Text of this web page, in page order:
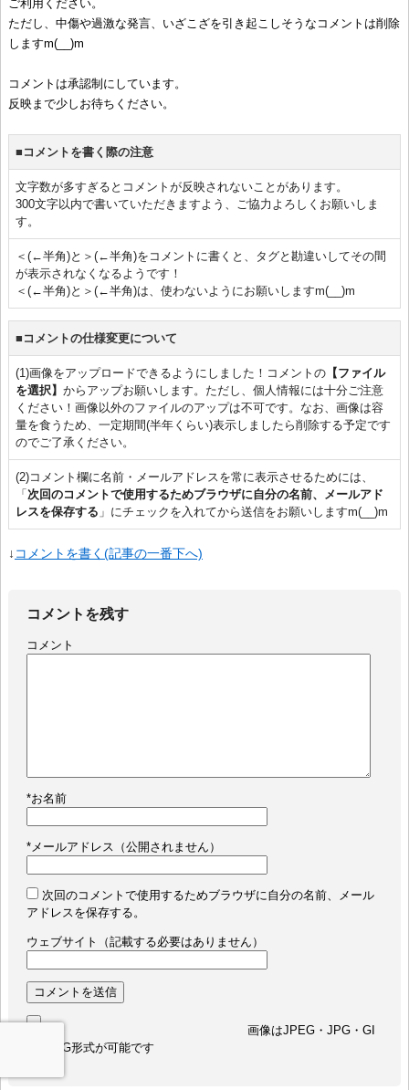
ご利用ください。
ただし、中傷や過激な発言、いざこざを引き起こしそうなコメントは削除
しますm(__)m
コメントは承認制にしています。
反映まで少しお待ちください。
■コメントを書く際の注意
文字数が多すぎるとコメントが反映されないことがあります。
300文字以内で書いていただきますよう、ご協力よろしくお願いしま
す。
＜(←半角)と＞(←半角)をコメントに書くと、タグと勘違いしてその間
が表示されなくなるようです！
＜(←半角)と＞(←半角)は、使わないようにお願いしますm(__)m
■コメントの仕様変更について
(1)画像をアップロードできるようにしました！コメントの【ファイル
を選択】 からアップお願いします。ただし、個人情報には十分ご注意
ください！画像以外のファイルのアップは不可です。なお、画像は容
量を食うため、一定期間(半年くらい)表示しましたら削除する予定です
のでご了承ください。
(2)コメント欄に名前・メールアドレスを常に表示させるためには、
「 次回のコメントで使用するためブラウザに自分の名前、メールアド
レスを保存する 」にチェックを入れてから送信をお願いしますm(__)m
↓ コメントを書く(記事の一番下へ)
コメントを残す
コメント
*お名前
*メールアドレス（公開されません）
次回のコメントで使用するためブラウザに自分の名前、メール
アドレスを保存する。
ウェブサイト（記載する必要はありません）
画像はJPEG・JPG・GI
F・PNG形式が可能です